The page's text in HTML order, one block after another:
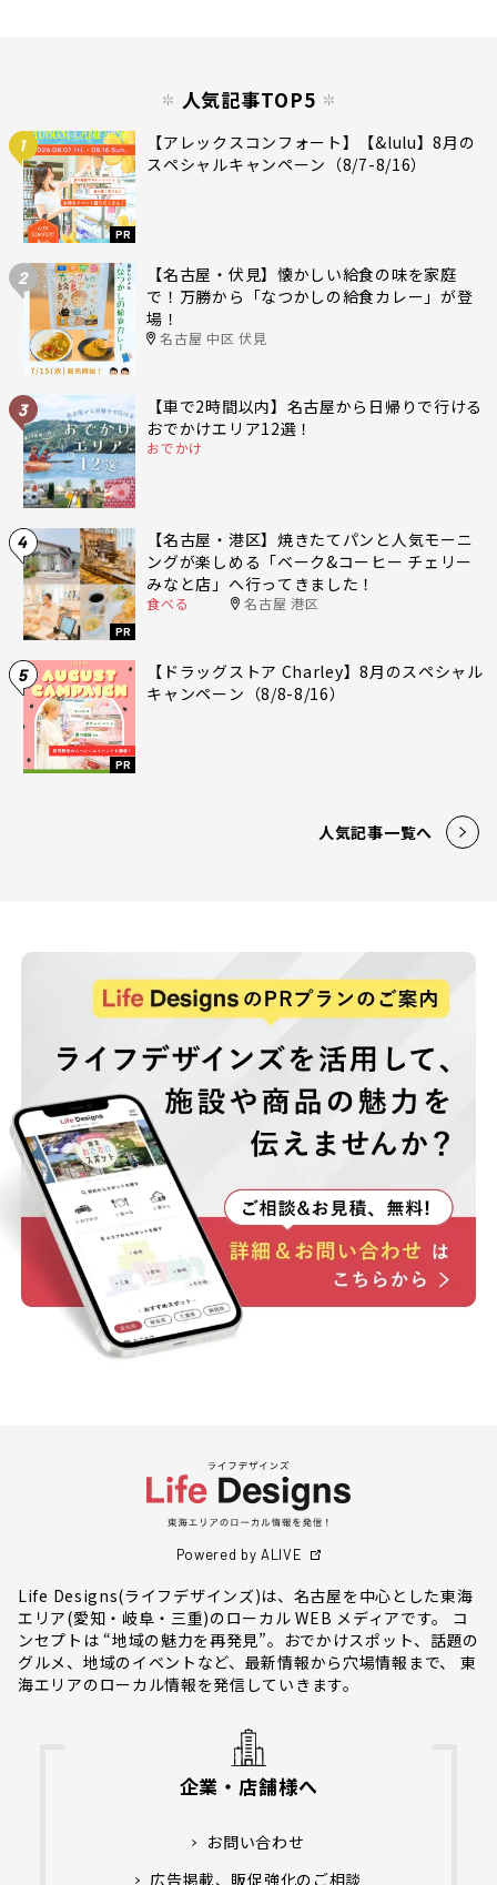
人気記事TOP5
1
PR
【アレックスコンフォート】【&lulu】8月の
スペシャルキャンペーン（8/7-8/16）
2
【名古屋・伏見】懐かしい給食の味を家庭
で！万勝から「なつかしの給食カレー」が登
場！
名古屋 中区 伏見
3
【車で2時間以内】名古屋から日帰りで行ける
おでかけエリア12選！
おでかけ
4
PR
【名古屋・港区】焼きたてパンと人気モーニ
ングが楽しめる「ベーク&コーヒー チェリー
みなと店」へ行ってきました！
食べる 名古屋 港区
5
PR
【ドラッグストア Charley】8月のスペシャル
キャンペーン（8/8-8/16）
人気記事一覧へ
Powered by ALIVE
Life Designs(ライフデザインズ)は、名古屋を中心とした東海
エリア(愛知・岐阜・三重)のローカル WEB メディアです。 コ
ンセプトは “地域の魅力を再発見”。おでかけスポット、話題の
グルメ、地域のイベントなど、最新情報から穴場情報まで、 東
海エリアのローカル情報を発信していきます。
企業・店舗様へ
お問い合わせ
広告掲載、販促強化のご相談